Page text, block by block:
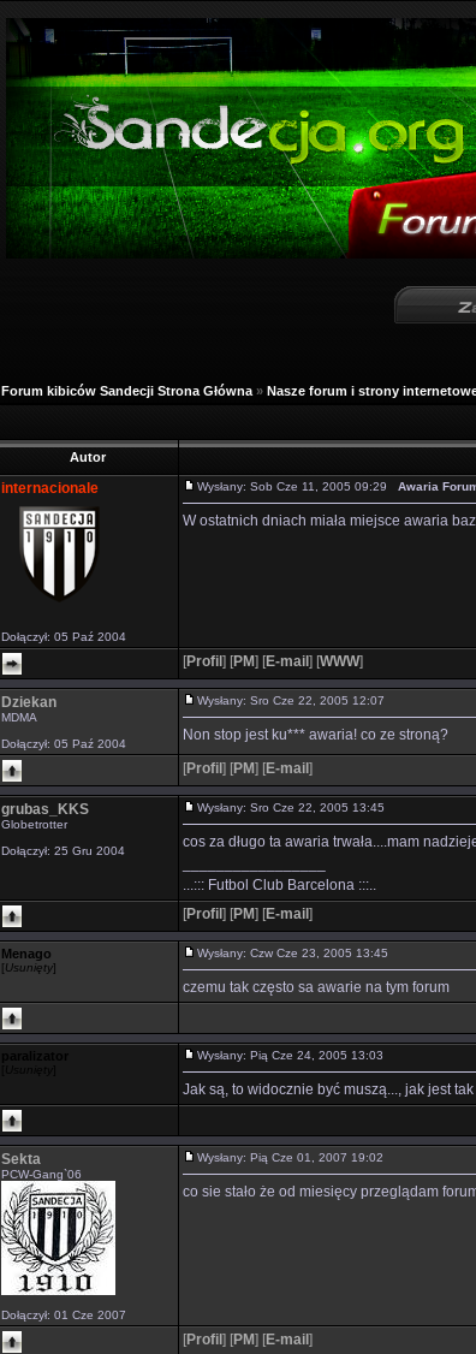
Forum kibiców Sandecji Strona Główna » Nasze forum i strony
Autor
internacionale
Dołączył: 05 Paź 2004
Wysłany: Sob Cze 11, 2005 09:29 Awaria
W ostatnich dniach miała miejsce awaria
[Profil ] [PM] [E-mail ] [WWW]
Dziekan
MDMA
Dołączył: 05 Paź 2004
Wysłany: Sro Cze 22, 2005 12:07
Non stop jest ku*** awaria! co ze stroną?
[Profil ] [PM] [E-mail ]
grubas_KKS
Globetrotter
Dołączył: 25 Gru 2004
Wysłany: Sro Cze 22, 2005 13:45
cos za długo ta awaria trwała....mam
...::: Futbol Club Barcelona :::..
[Profil ] [PM] [E-mail ]
Menago
[Usunięty]
Wysłany: Czw Cze 23, 2005 13:45
czemu tak często sa awarie na tym forum
paralizator Wysłany: Pią Cze 24, 2005 13:03
Jak są, to widocznie być muszą..., jak jest
Sekta
PCW-Gang`06
Dołączył: 01 Cze 2007
Wysłany: Pią Cze 01, 2007 19:02
co sie stało że od miesięcy przeglądam
[Profil ] [PM] [E-mail ]